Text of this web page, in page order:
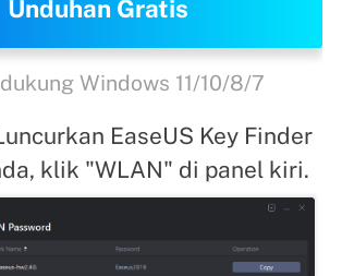
Unduhan Gratis
Windows 11/10/8/7
EaseUS Key Finder
klik "WLAN" di panel kiri.